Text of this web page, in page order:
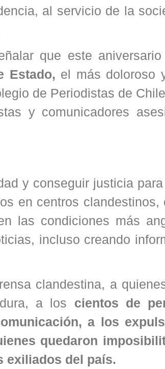
al servicio de la
que este
Estado, el más doloroso
de Periodistas de
y comunicadores
y conseguir justicia
en centros clandestinos,
las condiciones más
incluso creando
clandestina, a
a los cientos de
a los
quedaron
exiliados del país.